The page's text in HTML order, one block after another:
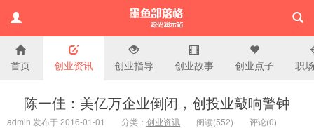
演示站
首页 创业资讯 创业指导 创业故事 创业点子 职
陈一佳：美亿万企业倒闭，创投业敲响警钟
admin 发布于 2016-01-01 分类： 创业资讯 阅读(552) 评论(0)